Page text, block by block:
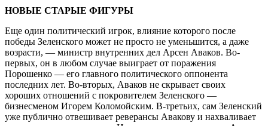
НОВЫЕ СТАРЫЕ ФИГУРЫ
Еще один политический игрок, влияние которого после
победы Зеленского может не просто не уменьшится, а даже
возрасти, — министр внутренних дел Арсен Аваков. Во-
первых, он в любом случае выиграет от поражения
Порошенко — его главного политического оппонента
последних лет. Во-вторых, Аваков не скрывает своих
хороших отношений с покровителем Зеленского —
бизнесменом Игорем Коломойским. В-третьих, сам Зеленский
уже публично отвешивает реверансы Авакову и нахваливает